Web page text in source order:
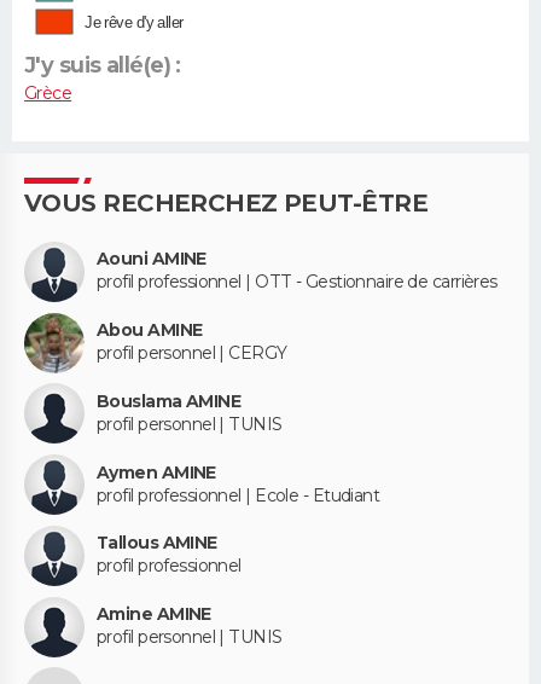
Je rêve d'y aller
J'y suis allé(e) :
Grèce
VOUS RECHERCHEZ PEUT-ÊTRE
Aouni AMINE
profil professionnel | OTT - Gestionnaire de carrières
Abou AMINE
profil personnel | CERGY
Bouslama AMINE
profil personnel | TUNIS
Aymen AMINE
profil professionnel | Ecole - Etudiant
Tallous AMINE
profil professionnel
Amine AMINE
profil personnel | TUNIS